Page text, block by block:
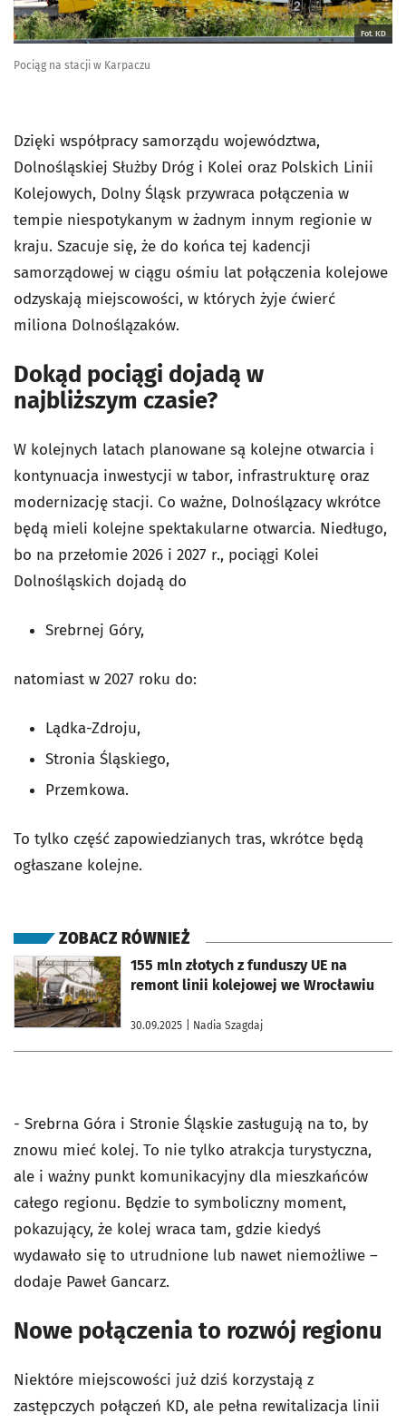
Fot. KD
Pociąg na stacji w Karpaczu
Dzięki współpracy samorządu województwa,
Dolnośląskiej Służby Dróg i Kolei oraz Polskich Linii
Kolejowych, Dolny Śląsk przywraca połączenia w
tempie niespotykanym w żadnym innym regionie w
kraju. Szacuje się, że do końca tej kadencji
samorządowej w ciągu ośmiu lat połączenia kolejowe
odzyskają miejscowości, w których żyje ćwierć
miliona Dolnoślązaków.
Dokąd pociągi dojadą w
najbliższym czasie?
W kolejnych latach planowane są kolejne otwarcia i
kontynuacja inwestycji w tabor, infrastrukturę oraz
modernizację stacji. Co ważne, Dolnoślązacy wkrótce
będą mieli kolejne spektakularne otwarcia. Niedługo,
bo na przełomie 2026 i 2027 r., pociągi Kolei
Dolnośląskich dojadą do
Srebrnej Góry,
natomiast w 2027 roku do:
Lądka-Zdroju,
Stronia Śląskiego,
Przemkowa.
To tylko część zapowiedzianych tras, wkrótce będą
ogłaszane kolejne.
ZOBACZ RÓWNIEŻ
155 mln złotych z funduszy UE na
remont linii kolejowej we Wrocławiu
30.09.2025 | Nadia Szagdaj
otworzy się w nowej karcie
- Srebrna Góra i Stronie Śląskie zasługują na to, by
znowu mieć kolej. To nie tylko atrakcja turystyczna,
ale i ważny punkt komunikacyjny dla mieszkańców
całego regionu. Będzie to symboliczny moment,
pokazujący, że kolej wraca tam, gdzie kiedyś
wydawało się to utrudnione lub nawet niemożliwe –
dodaje Paweł Gancarz.
Nowe połączenia to rozwój regionu
Niektóre miejscowości już dziś korzystają z
zastępczych połączeń KD, ale pełna rewitalizacja linii